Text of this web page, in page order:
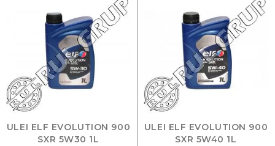
ULEI ELF EVOLUTION 900
SXR 5W30 1L
ULEI ELF EVOLUTION 900
SXR 5W40 1L